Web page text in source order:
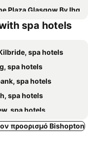
Plaza Glasgow By Ihg
spa hotels
spa hotels
spa hotels
spa hotels
spa hotels
spa hotels
spa hotels
προορισμό Bishopton